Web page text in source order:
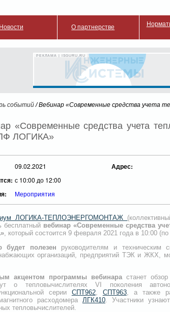
Новости О партнерстве
РЕКЛАМА | ISGURU.RU
событий/ Вебинар «Современные средства учета
«Современные средства учета
ЛОГИКА»
09.02.2021
с 10:00 до 12:00
Мероприятия
Адрес:
ЛОГИКА-ТЕПЛОЭНЕРГОМОНТАЖ
бесплатный вебинар «Современные средства
, который состоится 9 февраля 2021 года в 10:00 (по
будет полезен руководителям и техническим
организаций, предприятий ТЭК и ЖКХ,
акцентом программы вебинарастанет
о тепловычислителях VI поколения
серии СПТ962, СПТ963, а также
расходомера ЛГК410. Участники
тепловычислителей.